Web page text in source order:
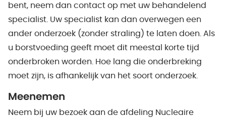
bent, neem dan contact op met uw behandelend
specialist. Uw specialist kan dan overwegen een
ander onderzoek (zonder straling) te laten doen. Als
u borstvoeding geeft moet dit meestal korte tijd
onderbroken worden. Hoe lang die onderbreking
moet zijn, is afhankelijk van het soort onderzoek.
Meenemen
Neem bij uw bezoek aan de afdeling Nucleaire